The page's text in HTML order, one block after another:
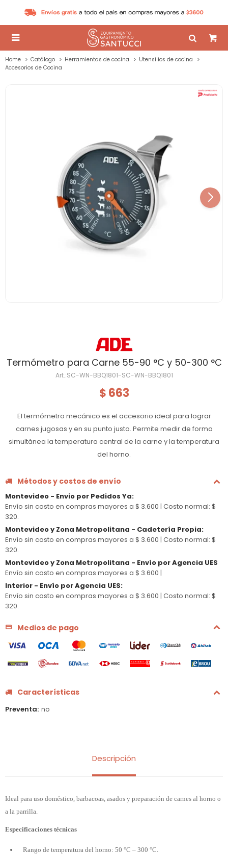

Home Catálogo Herramientas de cocina
Utensilios de cocina
Accesorios de Cocina
Termómetro para Carne 55-90 °C y 50-300 °C
SC-WN-BBQ1801-SC-WN-BBQ1801
$ 663
El termómetro mecánico es el accesorio ideal para lograr
carnes jugosas y en su punto justo. Permite medir de forma
simultánea la temperatura central de la carne y la temperatura
del horno.
Métodos y costos de envío
Montevideo - Envio por Pedidos Ya:
Envío sin costo en compras mayores a $ 3.600 | Costo normal: $
320.
Montevideo y Zona Metropolitana - Cadetería Propia:
Envío sin costo en compras mayores a $ 3.600 | Costo normal: $
320.
Montevideo y Zona Metropolitana - Envío por Agencia UES
Envío sin costo en compras mayores a $ 3.600 |
Interior - Envío por Agencia UES:
Envío sin costo en compras mayores a $ 3.600 | Costo normal: $
320.
Medios de pago
Características
Preventa no
Descripción
Ideal para uso doméstico, barbacoas, asados y preparación de carnes al horno o
a la parrilla.
Especificaciones técnicas
Rango de temperatura del horno: 50 °C – 300 °C.